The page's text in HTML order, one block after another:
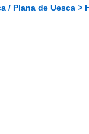
/ Plana de Uesca